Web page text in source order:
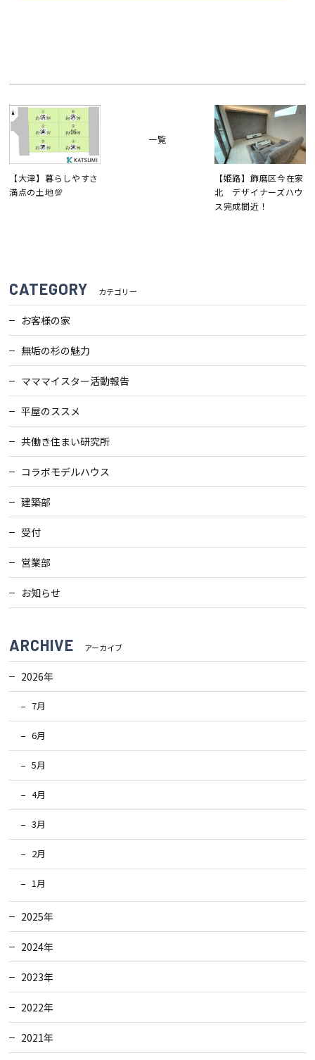
検査・アフターメンテナンス
家づくりのスケジュール
プライバシー
サイトマップ
【大津】暮らしやすさ
満点の土地💯
一覧
【姫路】飾磨区今在家
北 デザイナーズハウ
ス完成間近！
CATEGORY カテゴリー
お客様の家
無垢の杉の魅力
マママイスター活動報告
平屋のススメ
共働き住まい研究所
コラボモデルハウス
建築部
受付
営業部
お知らせ
ARCHIVE アーカイブ
2026年
7月
6月
5月
4月
3月
2月
1月
2025年
2024年
2023年
2022年
2021年